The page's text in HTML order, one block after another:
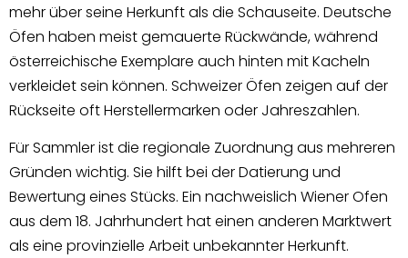
mehr über seine Herkunft als die Schauseite. Deutsche
Öfen haben meist gemauerte Rückwände, während
österreichische Exemplare auch hinten mit Kacheln
verkleidet sein können. Schweizer Öfen zeigen auf der
Rückseite oft Herstellermarken oder Jahreszahlen.
Für Sammler ist die regionale Zuordnung aus mehreren
Gründen wichtig. Sie hilft bei der Datierung und
Bewertung eines Stücks. Ein nachweislich Wiener Ofen
aus dem 18. Jahrhundert hat einen anderen Marktwert
als eine provinzielle Arbeit unbekannter Herkunft.